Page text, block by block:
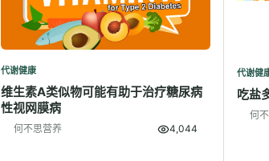
代谢健康
维生素A类似物可能有助于治疗糖尿病
性视网膜病
何不思营养 4,044
代谢健
吃盐
何